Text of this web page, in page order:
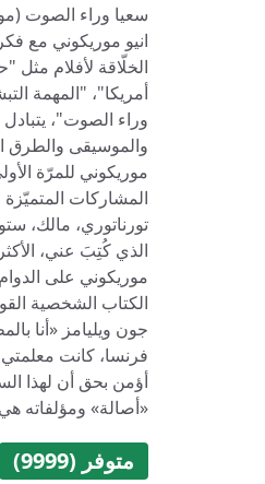
سعيا وراء الصوت
انيو موريكوني مع
الخلّاقة لأفلام مثل
أمريكا"، "المهمة
وراء الصوت"،
والموسيقى والطرق
موريكوني للمرّة
المشاركات المتميّزة
تورناتوري، مالك،
الذي كُتِبَ عني،
موريكوني على
الكتاب الشخصية
جون ويليامز «أنا
فرنسا، كانت معلمتي
أؤمن بحق أن لهذا
«أصالة» ومؤلفاته
متوفر (9999)